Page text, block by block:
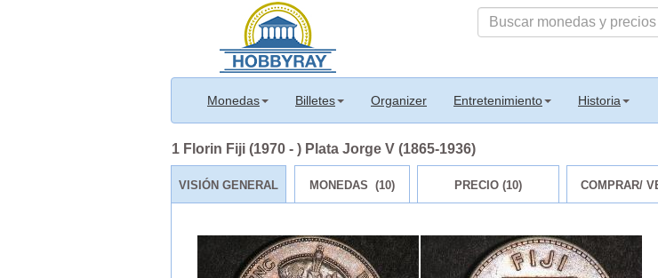
Monedas Billetes Organizer Entretenimiento Historia
1 Florin Fiji (1970 - ) Plata Jorge V (1865-1936)
VISIÓN GENERAL MONEDAS (10) PRECIO (10) COMPRAR/